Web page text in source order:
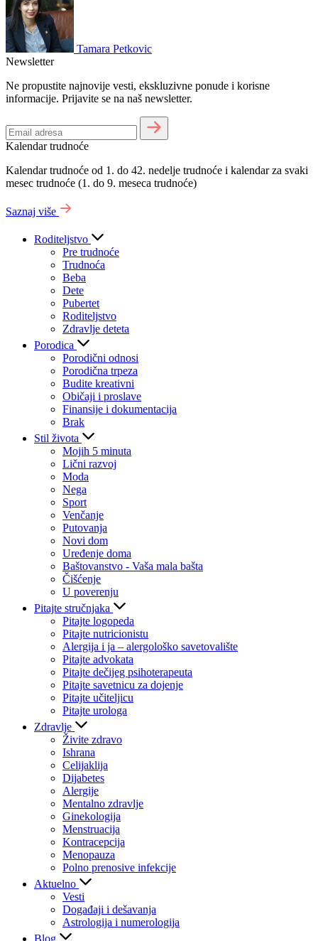
Tamara Petkovic
Newsletter
Ne propustite najnovije vesti, ekskluzivne ponude i korisne
informacije. Prijavite se na naš newsletter.
Kalendar trudnoće
Kalendar trudnoće od 1. do 42. nedelje trudnoće i kalendar za svaki
mesec trudnoće (1. do 9. meseca trudnoće)
Saznaj više
Roditeljstvo
Pre trudnoće
Trudnoća
Beba
Dete
Pubertet
Roditeljstvo
Zdravlje deteta
Porodica
Porodični odnosi
Porodična trpeza
Budite kreativni
Običaji i proslave
Finansije i dokumentacija
Brak
Stil života
Mojih 5 minuta
Lični razvoj
Moda
Nega
Sport
Venčanje
Putovanja
Novi dom
Uređenje doma
Baštovanstvo - Vaša mala bašta
Čišćenje
U poverenju
Pitajte stručnjaka
Pitajte logopeda
Pitajte nutricionistu
Alergija i ja – alergološko savetovalište
Pitajte advokata
Pitajte dečijeg psihoterapeuta
Pitajte savetnicu za dojenje
Pitajte učiteljicu
Pitajte urologa
Zdravlje
Živite zdravo
Ishrana
Celijaklija
Dijabetes
Alergije
Mentalno zdravlje
Ginekologija
Menstruacija
Kontracepcija
Menopauza
Polno prenosive infekcije
Aktuelno
Vesti
Događaji i dešavanja
Astrologija i numerologija
Blog